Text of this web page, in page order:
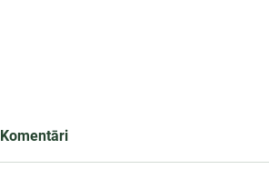
Komentāri